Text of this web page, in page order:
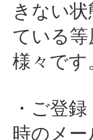
きない
ている
様々です
・ご登
時のメ